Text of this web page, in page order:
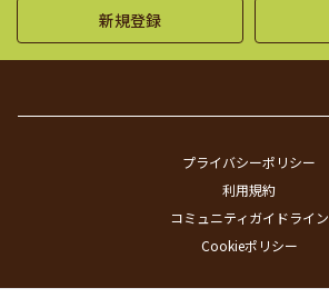
新規登録
プライバシーポリシー
利用規約
コミュニティガイドライン
Cookieポリシー